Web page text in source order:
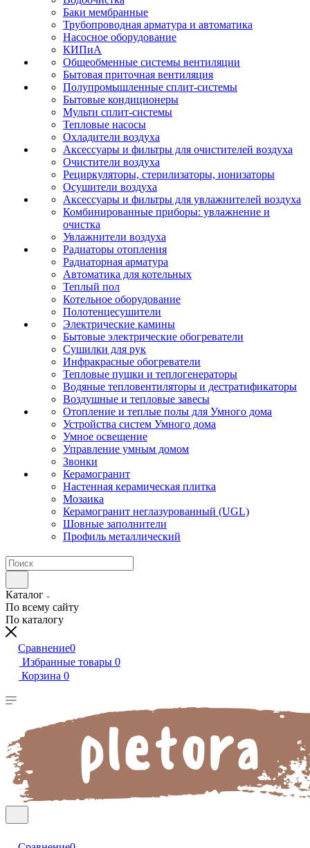
Баки мембранные
Трубопроводная арматура и автоматика
Насосное оборудование
КИПиА
Общеобменные системы вентиляции
Бытовая приточная вентиляция
Полупромышленные сплит-системы
Бытовые кондиционеры
Мульти сплит-системы
Тепловые насосы
Охладители воздуха
Аксессуары и фильтры для очистителей воздуха
Очистители воздуха
Рециркуляторы, стерилизаторы, ионизаторы
Осушители воздуха
Аксессуары и фильтры для увлажнителей воздуха
Комбинированные приборы: увлажнение и
очистка
Увлажнители воздуха
Радиаторы отопления
Радиаторная арматура
Автоматика для котельных
Теплый пол
Котельное оборудование
Полотенцесушители
Электрические камины
Бытовые электрические обогреватели
Сушилки для рук
Инфракрасные обогреватели
Тепловые пушки и теплогенераторы
Водяные тепловентиляторы и дестратификаторы
Воздушные и тепловые завесы
Отопление и теплые полы для Умного дома
Устройства систем Умного дома
Умное освещение
Управление умным домом
Звонки
Керамогранит
Настенная керамическая плитка
Мозаика
Керамогранит неглазурованный (UGL)
Шовные заполнители
Профиль металлический
Каталог
По всему сайту
По каталогу
Сравнение0
Избранные товары 0
Корзина 0